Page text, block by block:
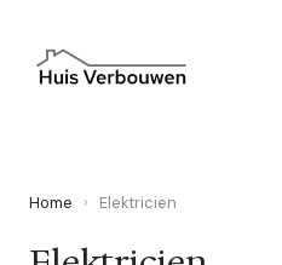
Home › Elektricien